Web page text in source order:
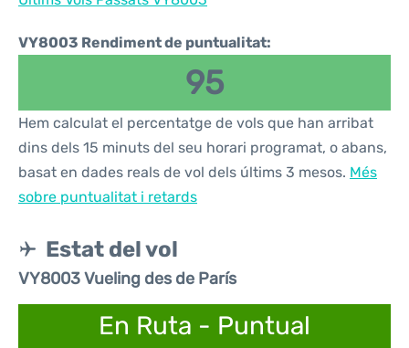
VY8003 Rendiment de puntualitat:
95
Hem calculat el percentatge de vols que han arribat
dins dels 15 minuts del seu horari programat, o abans,
basat en dades reals de vol dels últims 3 mesos. Més
sobre puntualitat i retards
Estat del vol
VY8003 Vueling des de París
En Ruta - Puntual